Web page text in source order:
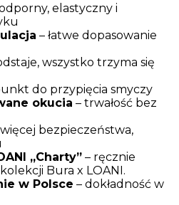
elastyczny i
– łatwe dopasowanie
wszystko trzyma się
do przypięcia smyczy
okucia – trwałość bez
bezpieczeństwa,
„Charty” – ręcznie
Bura x LOANI.
w Polsce – dokładność w